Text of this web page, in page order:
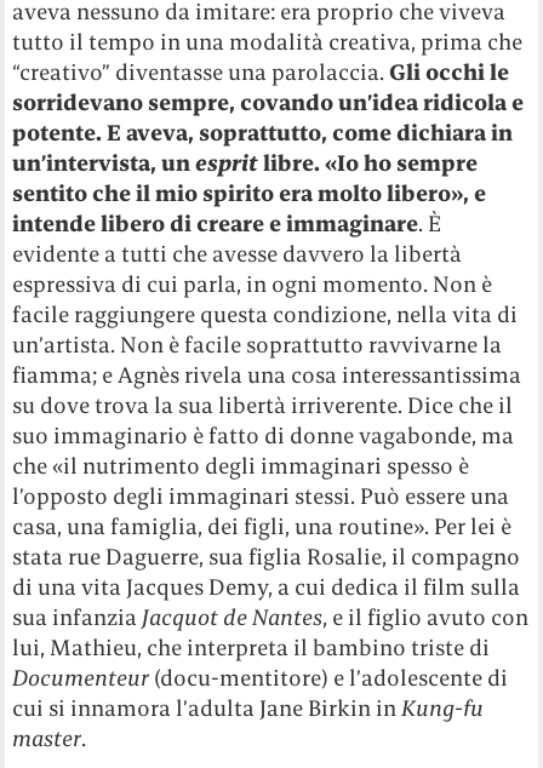
aveva nessuno da imitare: era proprio che viveva
tutto il tempo in una modalità creativa, prima che
“creativo” diventasse una parolaccia.Gli occhi le
sorridevano sempre, covando un’idea ridicola e
potente. E aveva, soprattutto, come dichiara in
un’intervista, unespritlibre. «Io ho sempre
sentito che il mio spirito era molto libero», e
intende libero di creare e immaginare. È
evidente a tutti che avesse davvero la libertà
espressiva di cui parla, in ogni momento. Non è
facile raggiungere questa condizione, nella vita di
un’artista. Non è facile soprattutto ravvivarne la
fiamma; e Agnès rivela una cosa interessantissima
su dove trova la sua libertà irriverente. Dice che il
suo immaginario è fatto di donne vagabonde, ma
che «il nutrimento degli immaginari spesso è
l’opposto degli immaginari stessi. Può essere una
casa, una famiglia, dei figli, una routine». Per lei è
stata rue Daguerre, sua figlia Rosalie, il compagno
di una vita Jacques Demy, a cui dedica il film sulla
sua infanzia Jacquot de Nantes, e il figlio avuto con
lui, Mathieu, che interpreta il bambino triste di
Documenteur (docu-mentitore) e l’adolescente di
cui si innamora l’adulta Jane Birkin inKung-fu
master.